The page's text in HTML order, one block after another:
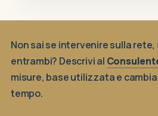
Non sai se intervenire sulla
entrambi? Descrivi al
misure, base utilizzata e
tempo.